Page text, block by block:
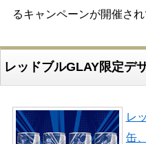
るキャンペーンが開催され
レッドブルGLAY限定デ
レ
缶